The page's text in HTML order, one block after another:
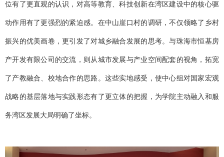
位有了更直观的认识，对高等教育、科技创新在湾区建设中的核心驱
动作用有了更强烈的紧迫感。在中山崖口村的调研，不仅领略了乡村
振兴的优美画卷，更引发了对城乡融合发展的思考。与珠海市恒基房
产开发有限公司的交流，则从城市发展与产业空间配套的视角，拓宽
了产教融合、校地合作的思路。这些实地感受，使中心组对国家宏观
战略的基层落地与实践形态有了更立体的把握，为学院主动融入和服
务湾区发展大局明确了坐标。